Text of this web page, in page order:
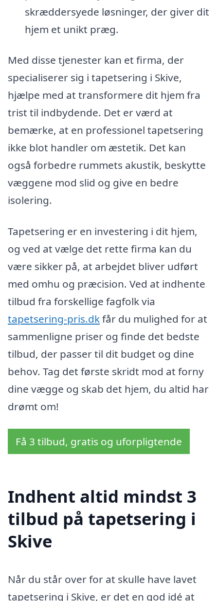
skræddersyede løsninger, der giver dit
hjem et unikt præg.
Med disse tjenester kan et firma, der
specialiserer sig i tapetsering i Skive,
hjælpe med at transformere dit hjem fra
trist til indbydende. Det er værd at
bemærke, at en professionel tapetsering
ikke blot handler om æstetik. Det kan
også forbedre rummets akustik, beskytte
væggene mod slid og give en bedre
isolering.
Tapetsering er en investering i dit hjem,
og ved at vælge det rette firma kan du
være sikker på, at arbejdet bliver udført
med omhu og præcision. Ved at indhente
tilbud fra forskellige fagfolk via
tapetsering-pris.dkfår du mulighed for at
sammenligne priser og finde det bedste
tilbud, der passer til dit budget og dine
behov. Tag det første skridt mod at forny
dine vægge og skab det hjem, du altid har
drømt om!
Få 3 tilbud, gratis og uforpligtende
Indhent altid mindst 3
tilbud på tapetsering i
Skive
Når du står over for at skulle have lavet
tapetsering i Skive, er det en god idé at